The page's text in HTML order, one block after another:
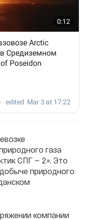
газа
СПГ — 2». Это
природного
компании